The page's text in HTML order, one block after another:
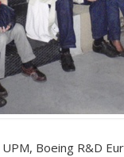
Boeing R&D